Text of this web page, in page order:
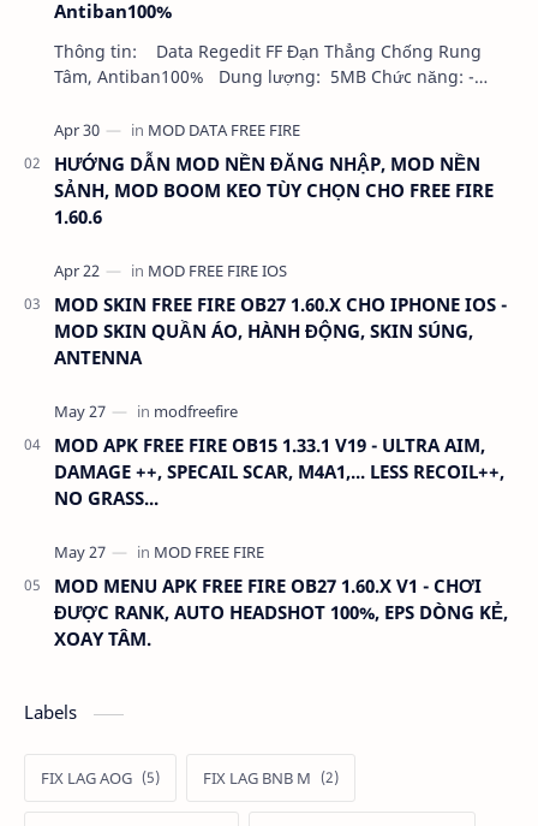
Antiban100%
Thông tin: Data Regedit FF Đạn Thẳng Chống Rung
Tâm, Antiban100% Dung lượng: 5MB Chức năng: -
HƯỚNG DẪN MOD NỀN ĐĂNG NHẬP, MOD NỀN
SẢNH, MOD BOOM KEO TÙY CHỌN CHO FREE FIRE
1.60.6
MOD SKIN FREE FIRE OB27 1.60.X CHO IPHONE IOS -
MOD SKIN QUẦN ÁO, HÀNH ĐỘNG, SKIN SÚNG,
ANTENNA
MOD APK FREE FIRE OB15 1.33.1 V19 - ULTRA AIM,
DAMAGE ++, SPECAIL SCAR, M4A1,... LESS RECOIL++,
NO GRASS...
MOD MENU APK FREE FIRE OB27 1.60.X V1 - CHƠI
ĐƯỢC RANK, AUTO HEADSHOT 100%, EPS DÒNG KẺ,
XOAY TÂM.
Labels
FIX LAG AOG FIX LAG BNB M